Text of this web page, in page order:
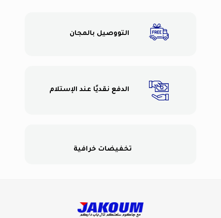
التووصيل بالمجان
الدفع نقديًا عند الإستلام
تخفيضات خرافية